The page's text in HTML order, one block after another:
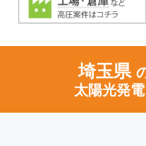
埼玉県
太陽光発